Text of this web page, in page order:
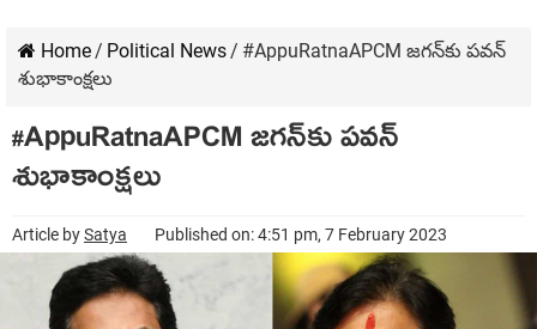
Home/ Political News/ #AppuRatnaAPCM జగన్‌కు పవన్
శుభాకాంక్షలు
#AppuRatnaAPCM జగన్‌కు పవన్
శుభాకాంక్షలు
Article bySatya Published on: 4:51 pm, 7 February 2023